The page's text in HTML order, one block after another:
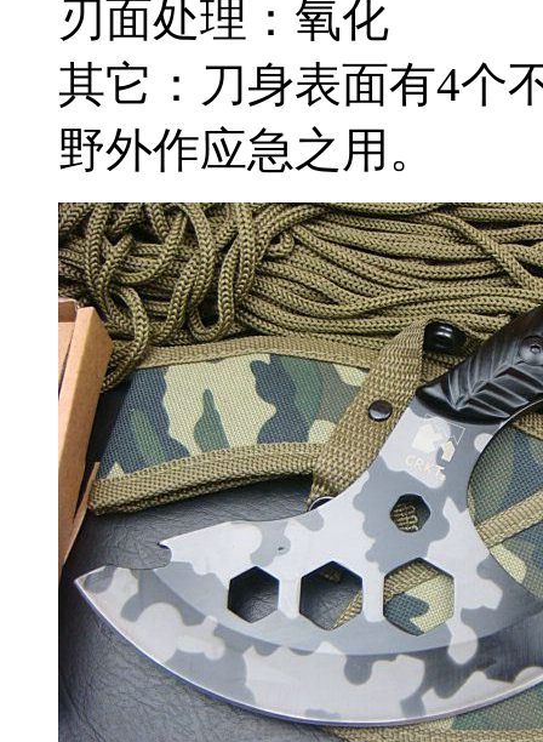
刃面处理：氧化
其它：刀身表面有4个
野外作应急之用。